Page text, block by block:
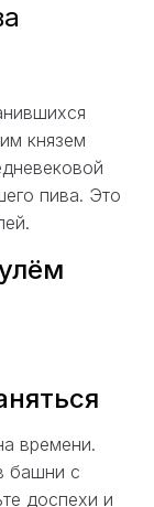
князем
пива. Это
времени.
башни с
доспехи и